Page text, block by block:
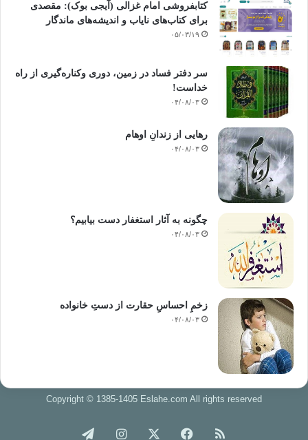
کتابفروشی امام غزالی (آیجی بوک): مقصدی
برای کتاب‌های نایاب و اندیشه‌های ماندگار
۰۵/۰۳/۱۹
سر دفتر فساد در زمین‌، دوری وکناره‌گیری از راه
خداست‌!
۰۴/۰۸/۰۳
رهایی از زندانِ اوهام
۰۴/۰۸/۰۳
چگونه به آثار استغفار دست بیابیم؟
۰۴/۰۸/۰۳
زخمِ احساسِ حقارت از دستِ خانواده
۰۴/۰۸/۰۳
Copyright © 1385-1405 Eslahe.com All rights reserved
خوراک فیس اینستاگرام